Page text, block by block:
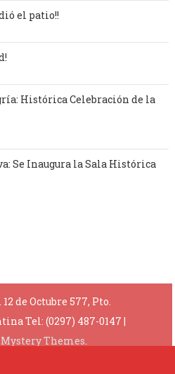
el patio!!
Histórica Celebración de la
Se Inaugura la Sala Histórica
de Octubre 577, Pto.
Tel: (0297) 487-0147 |
Mystery Themes